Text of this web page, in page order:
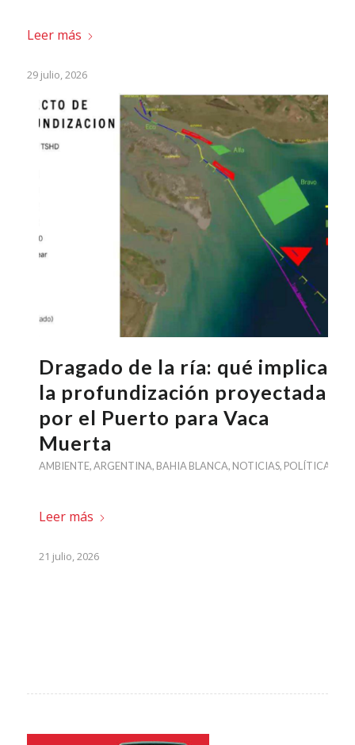
Leer más
29 julio, 2026
Dragado de la ría: qué implica
la profundización proyectada
por el Puerto para Vaca
Muerta
AMBIENTE,ARGENTINA, BAHIA BLANCA, NOTICIAS, POLÍTICA
Leer más
21 julio, 2026